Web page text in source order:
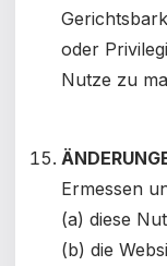
oder
Nutze zu
Ermessen
(a) diese
(b) die